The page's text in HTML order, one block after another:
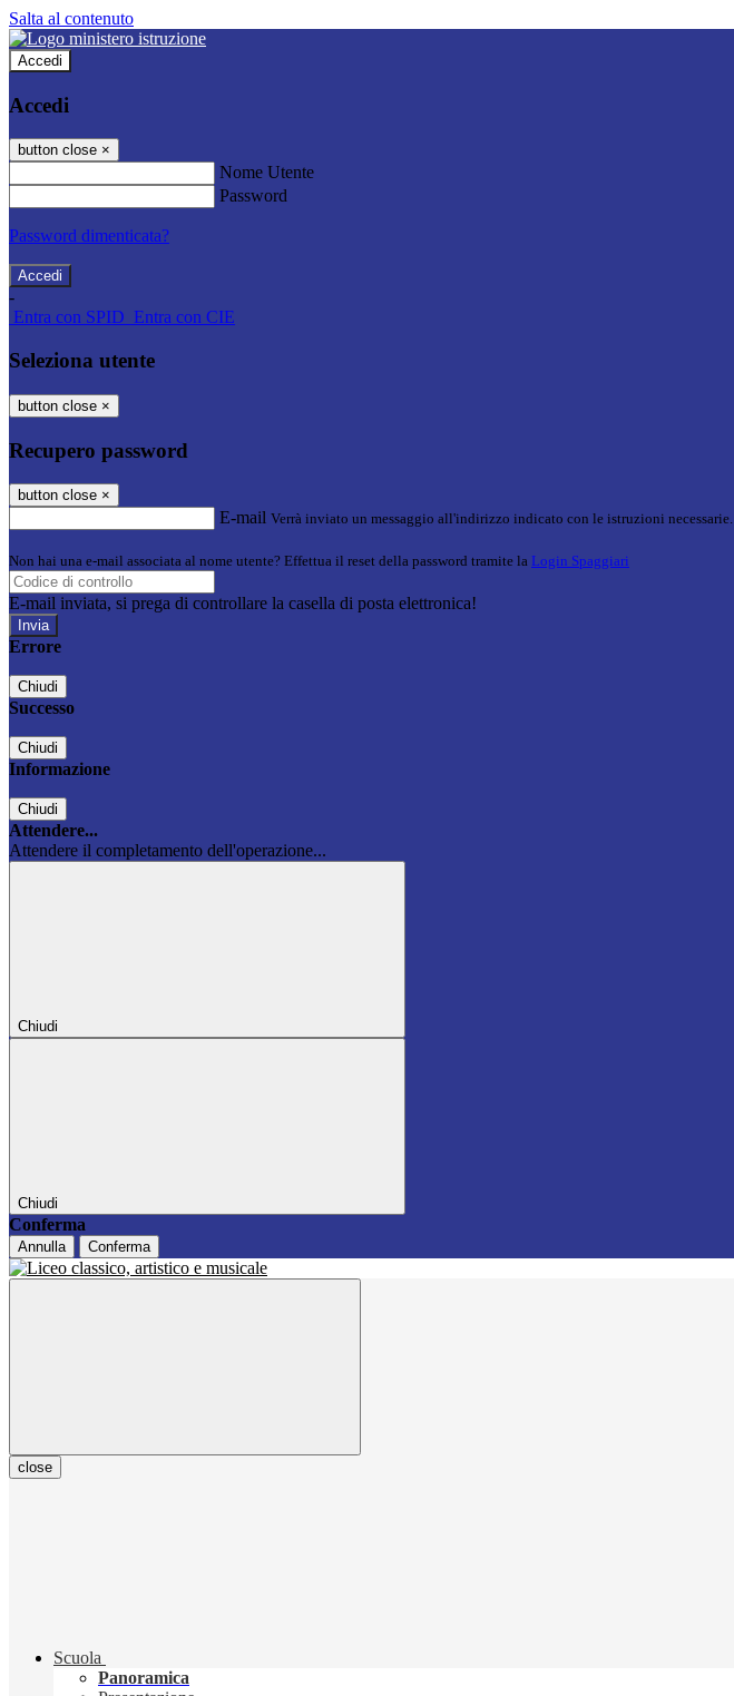
Salta al contenuto
Accedi
Accedi
button close ×
Nome Utente
Password
Password dimenticata?
-
Entra con SPID Entra con CIE
Seleziona utente
button close ×
Recupero password
button close ×
E-mail Verrà inviato un messaggio all'indirizzo indicato con le istruzioni necessarie.
Non hai una e-mail associata al nome utente? Effettua il reset della password tramite la Login Spaggiari
E-mail inviata, si prega di controllare la casella di posta elettronica!
Errore
Chiudi
Successo
Chiudi
Informazione
Chiudi
Attendere...
Attendere il completamento dell'operazione...
Chiudi
Chiudi
Conferma
Annulla Conferma
close
Scuola
Panoramica